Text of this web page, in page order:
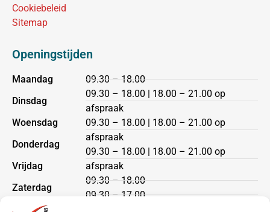
Cookiebeleid
Sitemap
Openingstijden
Maandag
Dinsdag
Woensdag
Donderdag
Vrijdag
Zaterdag
Zondag
09.30 – 18.00
09.30 – 18.00 | 18.00 – 21.00 op
afspraak
09.30 – 18.00 | 18.00 – 21.00 op
afspraak
09.30 – 18.00 | 18.00 – 21.00 op
afspraak
09.30 – 18.00
09.30 – 17.00